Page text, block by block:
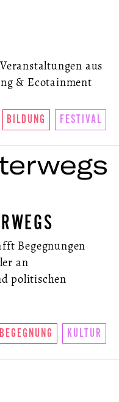
aus
& Ecotainment
BILDUNG FESTIVAL
Begegnungen
an
politischen
BEGEGNUNG KULTUR